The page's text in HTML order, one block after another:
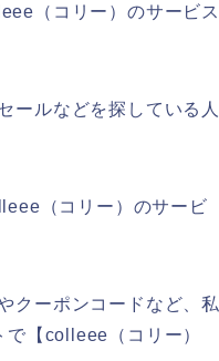
（コリー）のサービス
ールなどを探している人
（コリー）のサービ
クーポンコードなど、私
【colleee（コリー）